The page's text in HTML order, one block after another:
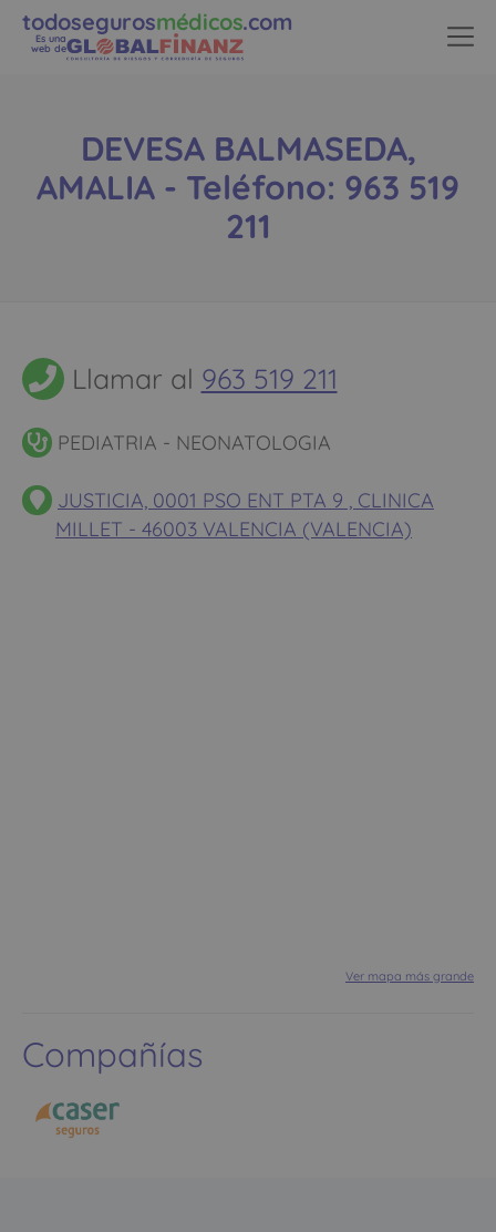
todosegurosmédicos.com
Es una
web de
DEVESA BALMASEDA,
AMALIA - Teléfono: 963 519
211
Llamar al 963 519 211
PEDIATRIA - NEONATOLOGIA
JUSTICIA, 0001 PSO ENT PTA 9 , CLINICA
MILLET - 46003 VALENCIA (VALENCIA)
Ver mapa más grande
Compañías